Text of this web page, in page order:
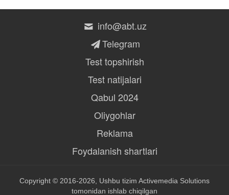
info@abt.uz
Telegram
Test topshirish
Test natijalari
Qabul 2024
Oliygohlar
Reklama
Foydalanish shartlari
Copyright © 2016-2026, Ushbu tizim Activemedia Solutions
tomonidan ishlab chiqilgan